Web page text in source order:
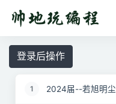
登录后操作
1 2024届--若旭明尘